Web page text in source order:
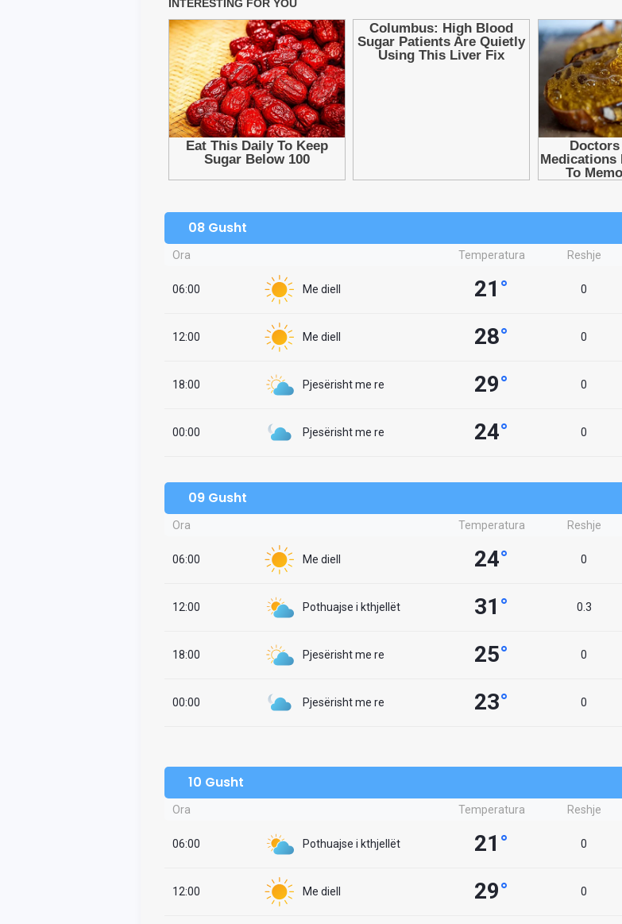
08 Gusht
Ora Temperatura Reshje
06:00 Me diell 21 ° 0
12:00 Me diell 28° 0
18:00 Pjesërisht me re 29° 0
00:00 Pjesërisht me re 24° 0
09 Gusht
Ora Temperatura Reshje
06:00 Me diell 24° 0
12:00 Pothuajse i kthjellët 31 ° 0.3
18:00 Pjesërisht me re 25° 0
00:00 Pjesërisht me re 23° 0
10 Gusht
Ora Temperatura Reshje
06:00 Pothuajse i kthjellët 21 ° 0
12:00 Me diell 29° 0